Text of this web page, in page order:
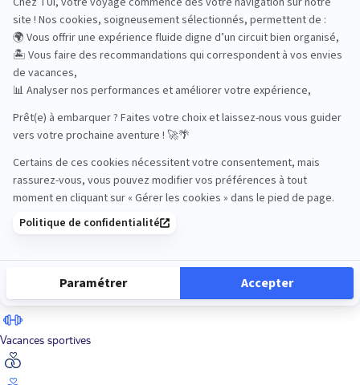
Road Trips
Safari
Sénior
Vacances sportives